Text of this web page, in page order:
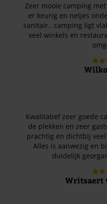
Zeer mooie camping
er keurig en netjes
sanitair.. camping ligt
veel winkels en
Kwalitatief zeer goede
de plekken en zeer
prachtig en dichtbij
Alles is aanwezig en
duidelijk
Writsaert